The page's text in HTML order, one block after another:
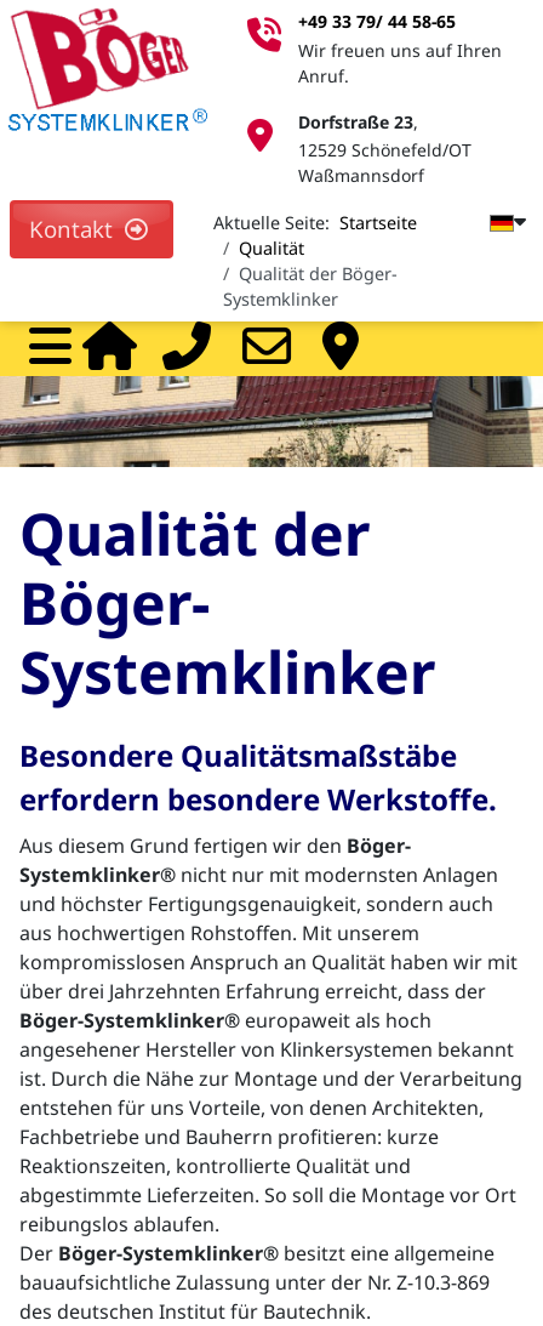
Kontakt
+49 33 79/ 44 58-65
Wir freuen uns auf Ihren
Anruf.
Dorfstraße 23,
12529 Schönefeld/OT
Waßmannsdorf
Aktuelle Seite: Startseite
Qualität
Qualität der Böger-
Systemklinker
HomeCall
Qualität der
Böger-
Systemklinker
Besondere Qualitätsmaßstäbe
erfordern besondere Werkstoffe.
Aus diesem Grund fertigen wir den Böger-
Systemklinker® nicht nur mit modernsten Anlagen
und höchster Fertigungsgenauigkeit, sondern auch
aus hochwertigen Rohstoffen. Mit unserem
kompromisslosen Anspruch an Qualität haben wir mit
über drei Jahrzehnten Erfahrung erreicht, dass der
Böger-Systemklinker® europaweit als hoch
angesehener Hersteller von Klinkersystemen bekannt
ist. Durch die Nähe zur Montage und der Verarbeitung
entstehen für uns Vorteile, von denen Architekten,
Fachbetriebe und Bauherrn profitieren: kurze
Reaktionszeiten, kontrollierte Qualität und
abgestimmte Lieferzeiten. So soll die Montage vor Ort
reibungslos ablaufen.
Der Böger-Systemklinker® besitzt eine allgemeine
bauaufsichtliche Zulassung unter der Nr. Z-10.3-869
des deutschen Institut für Bautechnik.